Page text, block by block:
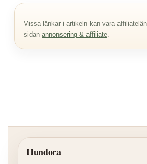
Vissa länkar i artikeln kan vara
sidan annonsering & affiliate.
Hundora